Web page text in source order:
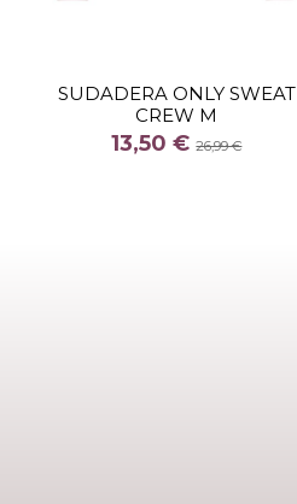
SUDADERA ONLY SWEAT
CREW M
13,50 €26,99 €
COLOR
AZUL CLARO